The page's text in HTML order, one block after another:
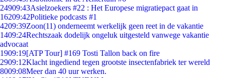
24909:43Asielzoekers #22 : Het Europese migratiepact gaat in
16209:42Politieke podcasts #1
4209:39Zoon(11) onderneemt werkelijk geen reet in de vakantie
1409:24Rechtszaak dodelijk ongeluk uitgesteld vanwege vakantie
advocaat
1909:19[ATP Tour] #169 Tosti Tallon back on fire
2909:12Klacht ingediend tegen grootste insectenfabriek ter wereld
8009:08Meer dan 40 uur werken.